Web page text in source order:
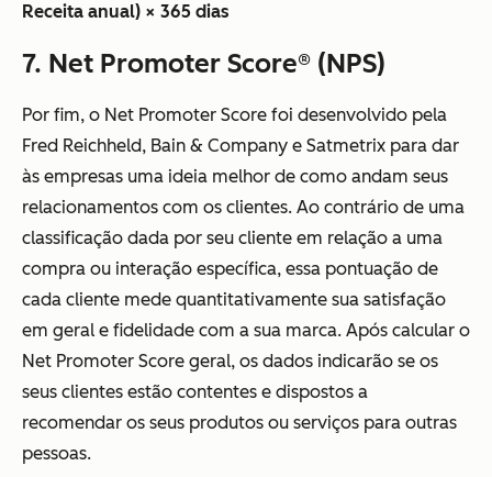
Receita anual) × 365 dias
7. Net Promoter Score® (NPS)
Por fim, o Net Promoter Score foi desenvolvido pela
Fred Reichheld, Bain & Company e Satmetrix para dar
às empresas uma ideia melhor de como andam seus
relacionamentos com os clientes. Ao contrário de uma
classificação dada por seu cliente em relação a uma
compra ou interação específica, essa pontuação de
cada cliente mede quantitativamente sua satisfação
em geral e fidelidade com a sua marca. Após calcular o
Net Promoter Score geral, os dados indicarão se os
seus clientes estão contentes e dispostos a
recomendar os seus produtos ou serviços para outras
pessoas.